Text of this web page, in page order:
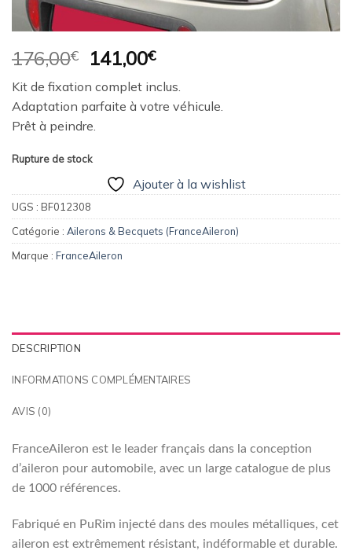
176,00€
Le
initial
était :
176,00€.
141,00€Le
prix
actuel
est :
Kit de fixation complet inclus.
Adaptation parfaite à votre véhicule.
Prêt à peindre.
Rupture de stock
Ajouter à la wishlist
UGS : BF012308
Catégorie : Ailerons & Becquets (FranceAileron)
Marque : FranceAileron
DESCRIPTION
INFORMATIONS COMPLÉMENTAIRES
AVIS (0)
FranceAileron est le leader français dans la conception
d’aileron pour automobile, avec un large catalogue de plus
de 1000 références.
Fabriqué en PuRim injecté dans des moules métalliques, cet
aileron est extrêmement résistant, indéformable et durable.